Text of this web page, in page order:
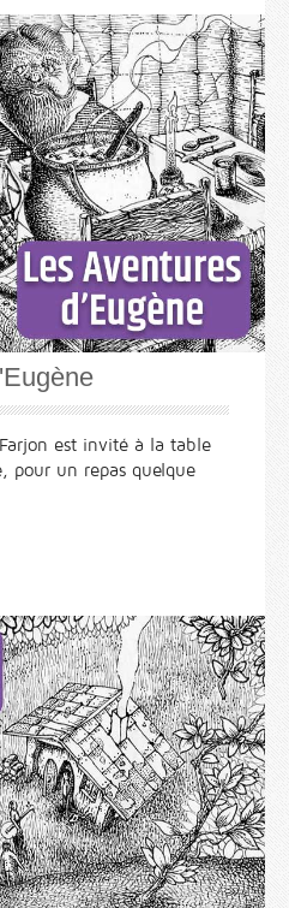
est invité à la table
pour un repas quelque